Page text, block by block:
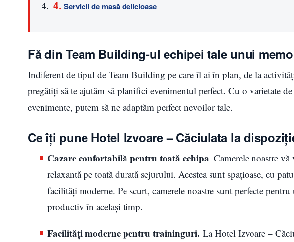
Servicii de masă delicioase
Fă din Team Building-ul echipei tale unui
Indiferent de tipul de Team Building pe care îl ai în plan, de la
pregătiți să te ajutăm să planifici evenimentul perfect. Cu o varietate
evenimente, putem să ne adaptăm perfect nevoilor tale.
Ce îți pune Hotel Izvoare – Căciulata la
Cazare confortabilă pentru toată echipa. Camerele noastre
relaxantă pe toată durată sejurului. Acestea sunt spațioase, cu
facilități moderne. Pe scurt, camerele noastre sunt perfecte
productiv în același timp.
Facilități moderne pentru traininguri. La Hotel Izvoare –